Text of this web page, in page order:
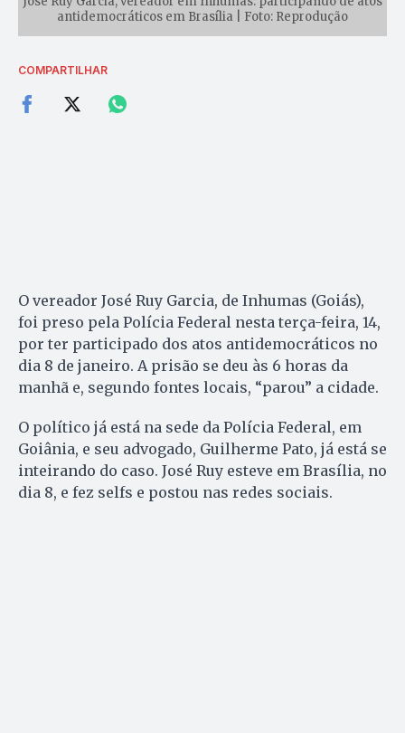
antidemocráticos em Brasília | Foto: Reprodução
COMPARTILHAR
O vereador José Ruy Garcia, de Inhumas (Goiás),
foi preso pela Polícia Federal nesta terça-feira, 14,
por ter participado dos atos antidemocráticos no
dia 8 de janeiro. A prisão se deu às 6 horas da
manhã e, segundo fontes locais, “parou” a cidade.
O político já está na sede da Polícia Federal, em
Goiânia, e seu advogado, Guilherme Pato, já está se
inteirando do caso. José Ruy esteve em Brasília, no
dia 8, e fez selfs e postou nas redes sociais.